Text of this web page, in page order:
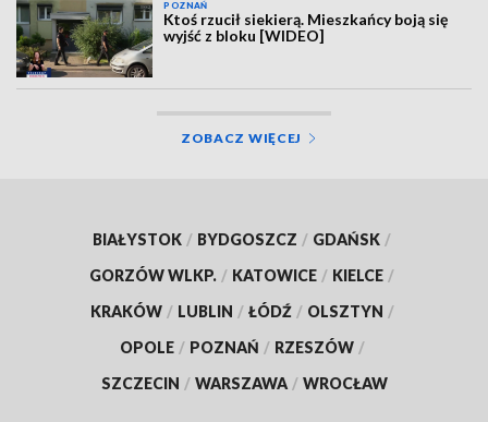
POZNAŃ
Ktoś rzucił siekierą. Mieszkańcy boją się
wyjść z bloku [WIDEO]
ZOBACZ WIĘCEJ
BIAŁYSTOK / BYDGOSZCZ / GDAŃSK /
GORZÓW WLKP. / KATOWICE / KIELCE /
KRAKÓW / LUBLIN / ŁÓDŹ / OLSZTYN /
OPOLE / POZNAŃ / RZESZÓW /
SZCZECIN / WARSZAWA / WROCŁAW